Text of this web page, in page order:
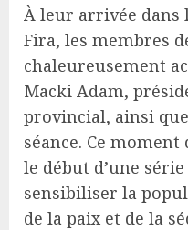
À leur arrivée dans
Fira, les membres
chaleureusement
Macki Adam,
provincial, ainsi
séance. Ce
le début d’une série
sensibiliser la
de la paix et de la